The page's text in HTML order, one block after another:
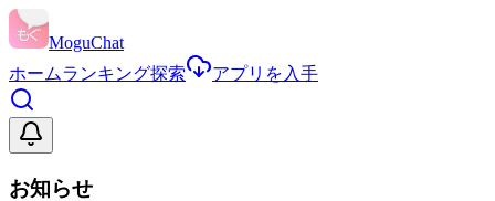
MoguChat
ホームランキング探索 アプリを入手
お知らせ